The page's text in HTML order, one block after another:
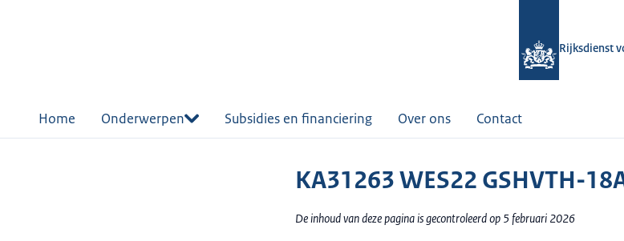
Rijksdienst
Home Onderwerpen Subsidies en financiering Over ons Contact
KA31263 WES22 GSHVTH-
De inhoud van deze pagina is gecontroleerd op 5 februari 2026